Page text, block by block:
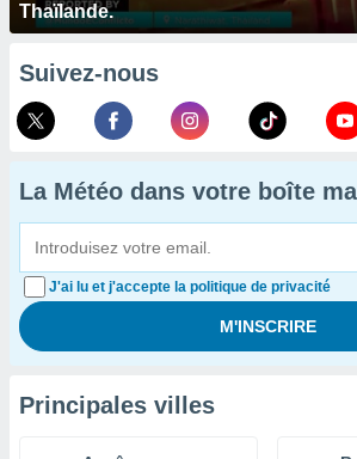
Thaïlande.
Suivez-nous
La Météo dans votre boîte
J'ai lu et j'accepte la politique de privacité
Principales villes